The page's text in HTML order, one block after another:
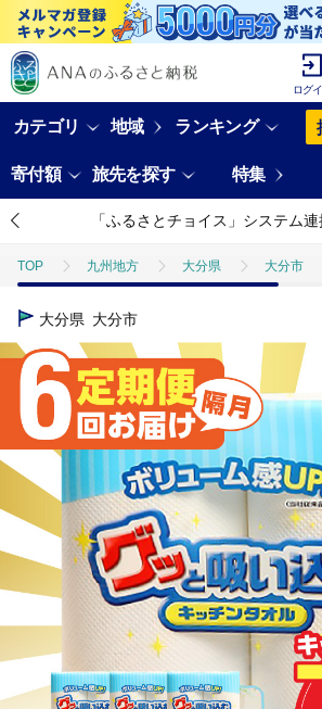
ログ
カテゴリ 地域 ランキング
寄付額 旅先を探す 特集
「ふるさとチョイス」システム
TOP 九州地方 大分県 大分市
TOP
TOP ほかの定期便 【
TOP 日用品・雑貨 【隔月配送】キッ
TOP 日用品・雑貨 キッチン用品
TOP 日用品・雑貨 ほかの雑貨・日用
大分県 大分市